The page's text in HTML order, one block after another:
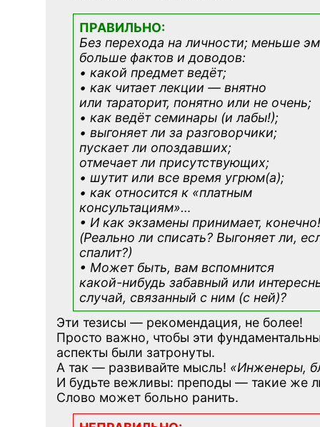
ПРАВИЛЬНО:
Без перехода на личности; меньше
больше фактов и доводов:
• какой предмет ведёт;
• как читает лекции — внятно
или тараторит, понятно или не очень;
• как ведёт семинары (и лабы!);
• выгоняет ли за разговорчики;
пускает ли опоздавших;
отмечает ли присутствующих;
• шутит или все время угрюм(а);
• как относится к «платным
консультациям»…
• И как экзамены принимает, конечно!
(Реально ли списать? Выгоняет ли,
спалит?)
• Может быть, вам вспомнится
какой-нибудь забавный или
случай, связанный с ним (с ней)?
Эти тезисы — рекомендация, не более!
Просто важно, чтобы эти
аспекты были затронуты.
А так — развивайте мысль! «Инженеры,
И будьте вежливы: преподы — такие же
Слово может больно ранить.